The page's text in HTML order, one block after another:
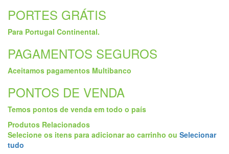
PORTES GRÁTIS
Para Portugal Continental.
PAGAMENTOS SEGUROS
Aceitamos pagamentos Multibanco
PONTOS DE VENDA
Temos pontos de venda em todo o país
Produtos Relacionados
Selecione os itens para adicionar ao carrinho ou Selecionar
tudo